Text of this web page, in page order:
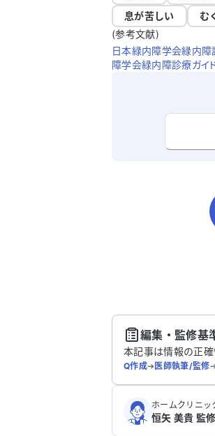
息が苦しい
む
(参考文献)
日本緑内障学会緑内障
障学会緑内障診療ガイ
こちらは送信専
編集・監修基
本記事は情報の正
Q作成➔医師執筆/監修
ホームクリニッ
恒矢 美貴 監修